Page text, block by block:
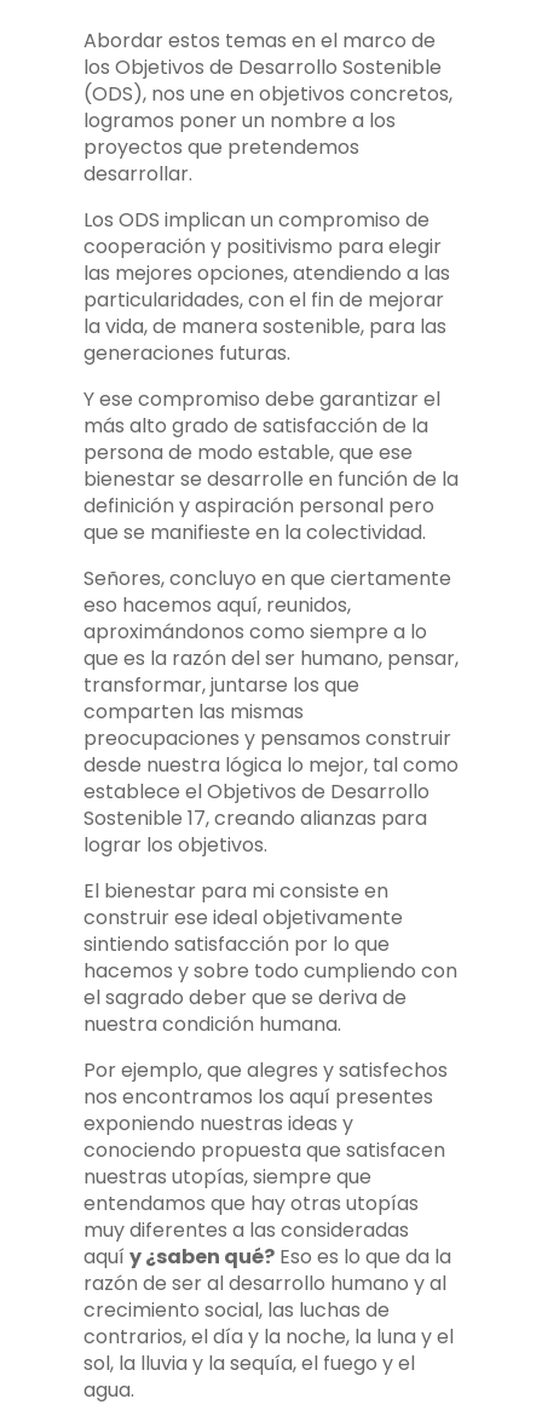
Abordar estos temas en el marco de
los Objetivos de Desarrollo Sostenible
(ODS), nos une en objetivos concretos,
logramos poner un nombre a los
proyectos que pretendemos
desarrollar.
Los ODS implican un compromiso de
cooperación y positivismo para elegir
las mejores opciones, atendiendo a las
particularidades, con el fin de mejorar
la vida, de manera sostenible, para las
generaciones futuras.
Y ese compromiso debe garantizar el
más alto grado de satisfacción de la
persona de modo estable, que ese
bienestar se desarrolle en función de la
definición y aspiración personal pero
que se manifieste en la colectividad.
Señores, concluyo en que ciertamente
eso hacemos aquí, reunidos,
aproximándonos como siempre a lo
que es la razón del ser humano, pensar,
transformar, juntarse los que
comparten las mismas
preocupaciones y pensamos construir
desde nuestra lógica lo mejor, tal como
establece el Objetivos de Desarrollo
Sostenible 17, creando alianzas para
lograr los objetivos.
El bienestar para mi consiste en
construir ese ideal objetivamente
sintiendo satisfacción por lo que
hacemos y sobre todo cumpliendo con
el sagrado deber que se deriva de
nuestra condición humana.
Por ejemplo, que alegres y satisfechos
nos encontramos los aquí presentes
exponiendo nuestras ideas y
conociendo propuesta que satisfacen
nuestras utopías, siempre que
entendamos que hay otras utopías
muy diferentes a las consideradas
aquí y ¿saben qué? Eso es lo que da la
razón de ser al desarrollo humano y al
crecimiento social, las luchas de
contrarios, el día y la noche, la luna y el
sol, la lluvia y la sequía, el fuego y el
agua.